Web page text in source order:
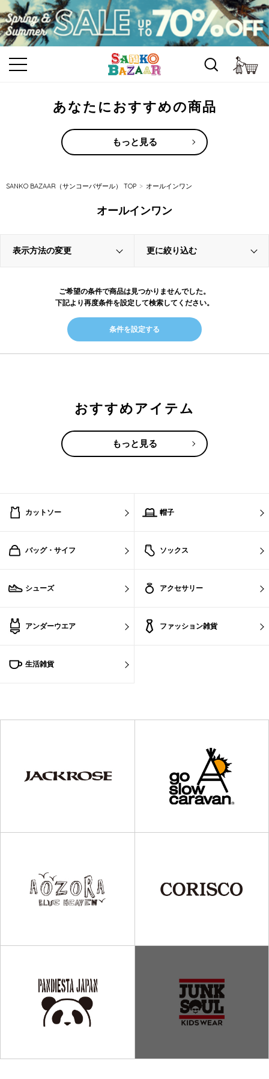
あなたにおすすめの商品
もっと見る
SANKO BAZAAR（サンコーバザール） TOP オールインワン
オールインワン
表示方法の変更 更に絞り込む
ご希望の条件で商品は見つかりませんでした。
下記より再度条件を設定して検索してください。
条件を設定する
おすすめアイテム
もっと見る
カットソー 帽子
バッグ・サイフ ソックス
シューズ アクセサリー
アンダーウエア ファッション雑貨
生活雑貨